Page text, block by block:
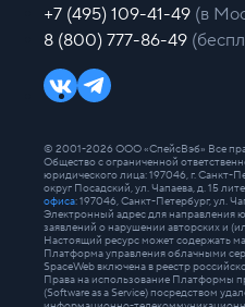
+7 (495) 109-41-49 (в
8 (800) 777-86-49
© 2001-2026 ООО «СпейсВэб» Все
Общество с ограниченной
юридического лица: 197046, г. Санкт-
округ Посадский, ул. Чапаева, д. 15
офиса: 197046, Санкт-Петербург, ул.
Электронный адрес для направления
заявлений о нарушении авторских и
Настоящий ресурс может содержать
Платформа управления облачными
SpaceWeb включена в реестр
Права на использование Платформы
(Software as a Service) посредством